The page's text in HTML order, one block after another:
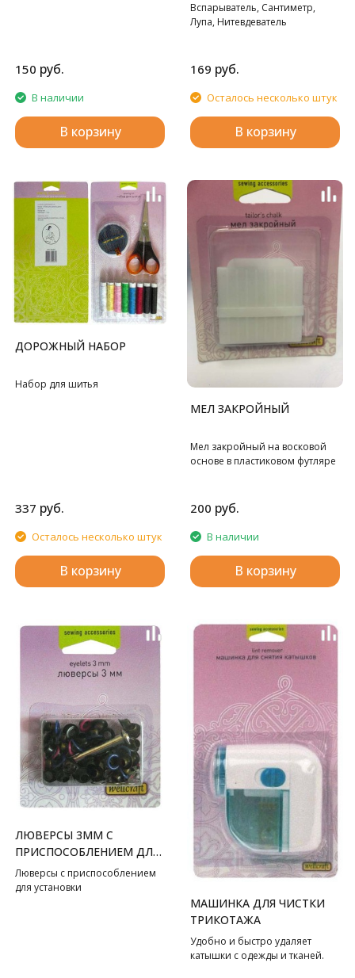
150 руб.
В наличии
В корзину
Вспарыватель, Сантиметр,
Лупа, Нитевдеватель
169 руб.
Осталось несколько штук
В корзину
ДОРОЖНЫЙ НАБОР
Набор для шитья
337 руб.
Осталось несколько штук
В корзину
МЕЛ ЗАКРОЙНЫЙ
Мел закройный на восковой
основе в пластиковом футляре
200 руб.
В наличии
В корзину
ЛЮВЕРСЫ 3ММ С
ПРИСПОСОБЛЕНИЕМ ДЛЯ
УСТАНОВКИ
Люверсы с приспособлением
для установки
МАШИНКА ДЛЯ ЧИСТКИ
ТРИКОТАЖА
Удобно и быстро удаляет
катышки с одежды и тканей.